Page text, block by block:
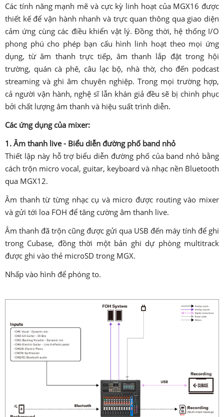
Các tính năng mạnh mẽ và cực kỳ linh hoạt của MGX16 được
thiết kế để vận hành nhanh và trực quan thông qua giao diện
cảm ứng cùng các điều khiển vật lý. Đồng thời, hệ thống I/O
phong phú cho phép bạn cấu hình linh hoạt theo mọi ứng
dụng, từ âm thanh trực tiếp, âm thanh lắp đặt trong hội
trường, quán cà phê, câu lạc bộ, nhà thờ, cho đến podcast
streaming và ghi âm chuyên nghiệp. Trong mọi trường hợp,
cả người vận hành, nghệ sĩ lẫn khán giả đều sẽ bị chinh phục
bởi chất lượng âm thanh và hiệu suất trình diễn.
Các ứng dụng của mixer:
1. Âm thanh live - Biểu diễn đường phố band nhỏ
Thiết lập này hỗ trợ biểu diễn đường phố của band nhỏ bằng
cách trộn micro vocal, guitar, keyboard và nhạc nền Bluetooth
qua MGX12.
Âm thanh từ từng nhạc cụ và micro được routing vào mixer
và gửi tới loa FOH để tăng cường âm thanh live.
Âm thanh đã trộn cũng được gửi qua USB đến máy tính để ghi
trong Cubase, đồng thời một bản ghi dự phòng multitrack
được ghi vào thẻ microSD trong MGX.
Nhấp vào hình để phóng to.